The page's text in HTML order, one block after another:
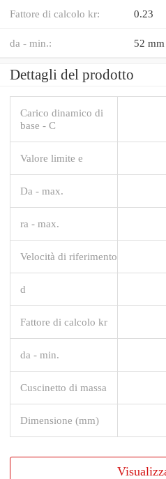
Fattore di calcolo kr: 0.23
da - min.: 52 mm
Dettagli del prodotto
Carico dinamico di
base - C
Valore limite e
Da - max.
ra - max.
Velocità di riferimento
d
Fattore di calcolo kr
da - min.
Cuscinetto di massa
Dimensione (mm)